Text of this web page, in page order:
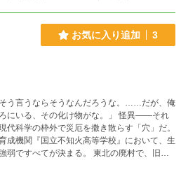
お気に入り追加 3
う言うならそうなんだろうな。……だが、俺
、その化け物がな。」 怪異――それ
代科学の枠外で災厄を撒き散らす「穴」だ。
成機関『国立不知火高等学校』において、生
決まる。 東北の廃村で、旧式
続けてきた少年、成瀬。 彼の霊力値は「ゼ
目だけは、名家の